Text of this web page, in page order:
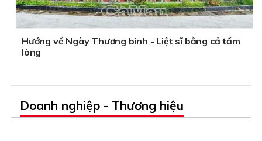
Hướng về Ngày Thương binh - Liệt sĩ bằng cả tấm
lòng
Doanh nghiệp - Thương hiệu